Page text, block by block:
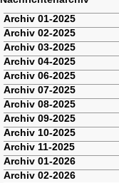
Navigation
überspringen
Archiv 01-2025
Archiv 02-2025
Archiv 03-2025
Archiv 04-2025
Archiv 06-2025
Archiv 07-2025
Archiv 08-2025
Archiv 09-2025
Archiv 10-2025
Archiv 11-2025
Archiv 01-2026
Archiv 02-2026